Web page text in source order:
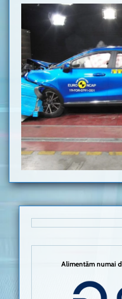
Alimentăm numai